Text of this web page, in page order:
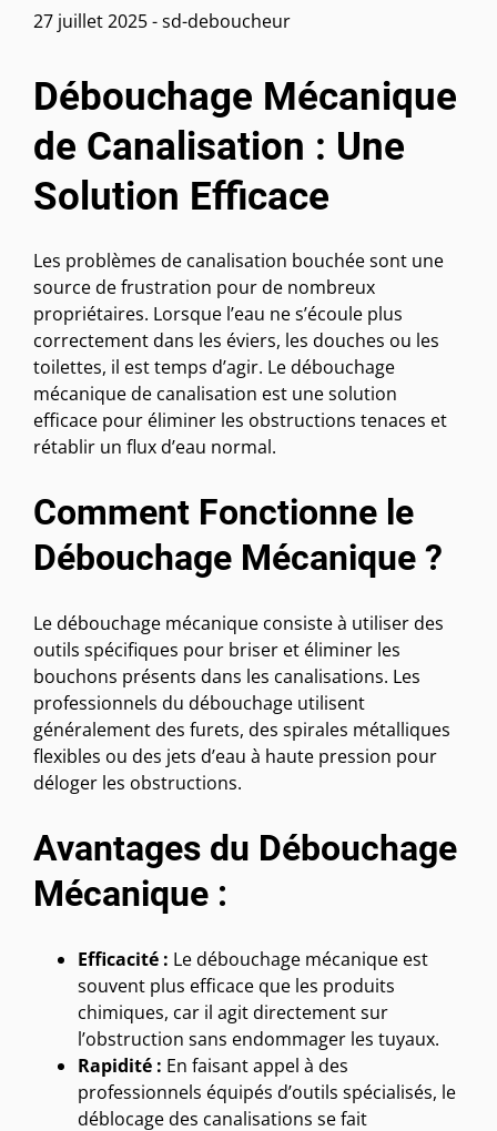
27 juillet 2025-sd-deboucheur
Débouchage Mécanique
de Canalisation : Une
Solution Efficace
Les problèmes de canalisation bouchée sont une
source de frustration pour de nombreux
propriétaires. Lorsque l’eau ne s’écoule plus
correctement dans les éviers, les douches ou les
toilettes, il est temps d’agir. Le débouchage
mécanique de canalisation est une solution
efficace pour éliminer les obstructions tenaces et
rétablir un flux d’eau normal.
Comment Fonctionne le
Débouchage Mécanique ?
Le débouchage mécanique consiste à utiliser des
outils spécifiques pour briser et éliminer les
bouchons présents dans les canalisations. Les
professionnels du débouchage utilisent
généralement des furets, des spirales métalliques
flexibles ou des jets d’eau à haute pression pour
déloger les obstructions.
Avantages du Débouchage
Mécanique :
Efficacité : Le débouchage mécanique est
souvent plus efficace que les produits
chimiques, car il agit directement sur
l’obstruction sans endommager les tuyaux.
Rapidité : En faisant appel à des
professionnels équipés d’outils spécialisés, le
déblocage des canalisations se fait